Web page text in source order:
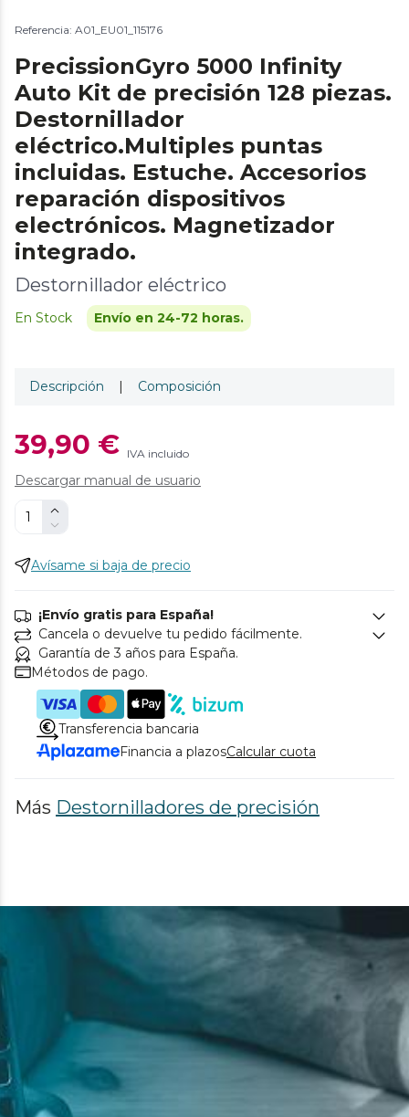
Referencia: A01_EU01_115176
PrecissionGyro 5000 Infinity
Auto Kit de precisión 128 piezas.
Destornillador
eléctrico.Multiples puntas
incluidas. Estuche. Accesorios
reparación dispositivos
electrónicos. Magnetizador
integrado.
Destornillador eléctrico
En Stock Envío en 24-72 horas.
Descripción | Composición
39,90 € IVA incluido
Descargar manual de usuario
Avísame si baja de precio
¡Envío gratis para España!
Cancela o devuelve tu pedido fácilmente.
Garantía de 3 años para España.
Métodos de pago.
Transferencia bancaria
Financia a plazosCalcular cuota
Más Destornilladores de precisión